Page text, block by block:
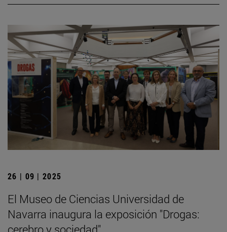
26 | 09 | 2025
El Museo de Ciencias Universidad de
Navarra inaugura la exposición "Drogas:
cerebro y sociedad"